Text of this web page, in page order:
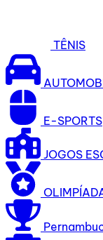
TÊNIS
E-SPORTS
JOGOS